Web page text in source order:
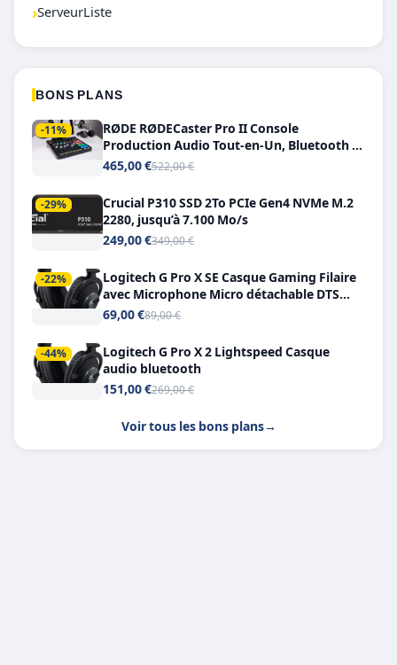
›ServeurListe
BONS PLANS
-11%
RØDE RØDECaster Pro II Console
Production Audio Tout-en-Un, Bluetooth et
Double USB-C
465,00 €522,00 €
-29%
Crucial P310 SSD 2To PCIe Gen4 NVMe M.2
2280, jusqu’à 7.100 Mo/s
249,00 €349,00 €
-22%
Logitech G Pro X SE Casque Gaming Filaire
avec Microphone Micro détachable DTS
Headphone X 7.1
69,00 €89,00 €
-44%
Logitech G Pro X 2 Lightspeed Casque
audio bluetooth
151,00 €269,00 €
Voir tous les bons plans→